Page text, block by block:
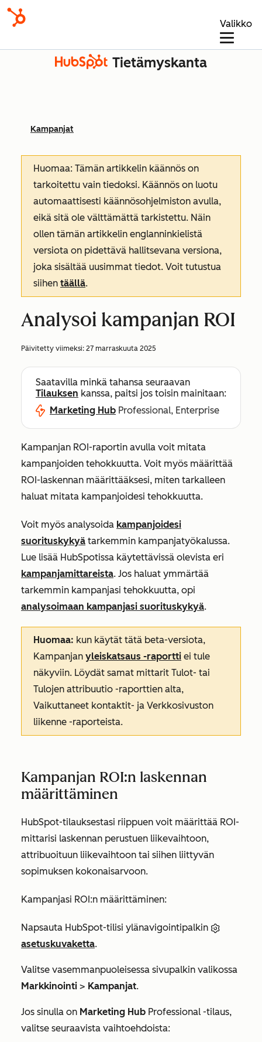
Valikko
Tietämyskanta
Kampanjat
Huomaa: Tämän artikkelin käännös on
tarkoitettu vain tiedoksi. Käännös on luotu
automaattisesti käännösohjelmiston avulla,
eikä sitä ole välttämättä tarkistettu. Näin
ollen tämän artikkelin englanninkielistä
versiota on pidettävä hallitsevana versiona,
joka sisältää uusimmat tiedot. Voit tutustua
siihen täällä.
Analysoi kampanjan ROI
Päivitetty viimeksi: 27 marraskuuta 2025
Saatavilla minkä tahansa seuraavan
Tilauksen kanssa, paitsi jos toisin mainitaan:
Marketing Hub Professional, Enterprise
Kampanjan ROI-raportin avulla voit mitata
kampanjoiden tehokkuutta. Voit myös määrittää
ROI-laskennan määrittääksesi, miten tarkalleen
haluat mitata kampanjoidesi tehokkuutta.
Voit myös analysoida kampanjoidesi
suorituskykyä tarkemmin kampanjatyökalussa.
Lue lisää HubSpotissa käytettävissä olevista eri
kampanjamittareista. Jos haluat ymmärtää
tarkemmin kampanjasi tehokkuutta, opi
analysoimaan kampanjasi suorituskykyä.
Huomaa: kun käytät tätä beta-versiota,
Kampanjan yleiskatsaus -raportti ei tule
näkyviin. Löydät samat mittarit Tulot- tai
Tulojen attribuutio -raporttien alta,
Vaikuttaneet kontaktit- ja Verkkosivuston
liikenne -raporteista.
Kampanjan ROI:n laskennan
määrittäminen
HubSpot-tilauksestasi riippuen voit määrittää ROI-
mittarisi laskennan perustuen liikevaihtoon,
attribuoituun liikevaihtoon tai siihen liittyvän
sopimuksen kokonaisarvoon.
Kampanjasi ROI:n määrittäminen:
Napsauta HubSpot-tilisi ylänavigointipalkin
asetuskuvaketta.
Valitse vasemmanpuoleisessa sivupalkin valikossa
Markkinointi > Kampanjat.
Jos sinulla on Marketing Hub Professional -tilaus,
valitse seuraavista vaihtoehdoista: